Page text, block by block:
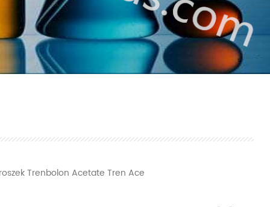
Trenbolon Acetate Tren Ace